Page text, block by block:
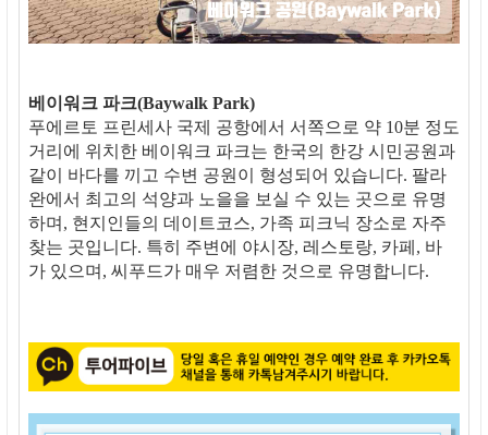
베이워크 파크(Baywalk Park)
푸에르토 프린세사 국제 공항에서 서쪽으로 약 10분 정도
거리에 위치한 베이워크 파크는 한국의 한강 시민공원과
같이 바다를 끼고 수변 공원이 형성되어 있습니다. 팔라
완에서 최고의 석양과 노을을 보실 수 있는 곳으로 유명
하며, 현지인들의 데이트코스, 가족 피크닉 장소로 자주
찾는 곳입니다. 특히 주변에 야시장, 레스토랑, 카페, 바
가 있으며, 씨푸드가 매우 저렴한 것으로 유명합니다.